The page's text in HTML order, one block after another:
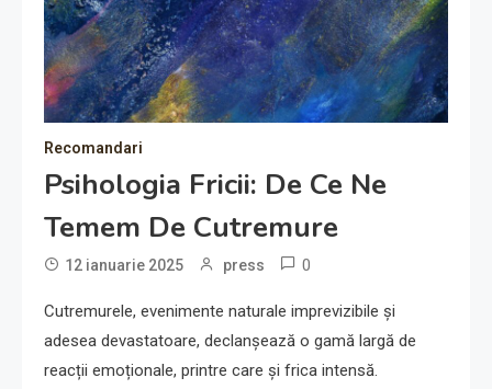
Recomandari
Psihologia Fricii: De Ce Ne
Temem De Cutremure
12 ianuarie 2025 press 0
Cutremurele, evenimente naturale imprevizibile și
adesea devastatoare, declanșează o gamă largă de
reacții emoționale, printre care și frica intensă.